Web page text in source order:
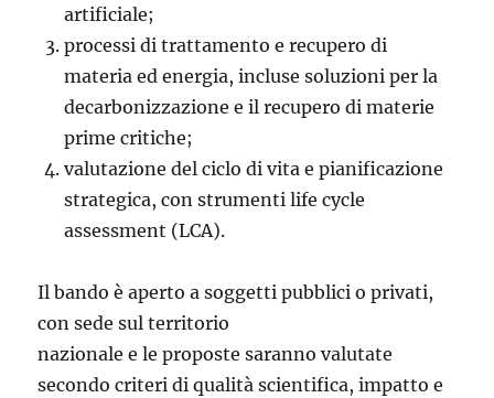
artificiale;
processi di trattamento e recupero di
materia ed energia, incluse soluzioni per la
decarbonizzazione e il recupero di materie
prime critiche;
valutazione del ciclo di vita e pianificazione
strategica, con strumenti life cycle
assessment (LCA).
Il bando è aperto a soggetti pubblici o privati,
con sede sul territorio
nazionale e le proposte saranno valutate
secondo criteri di qualità scientifica, impatto e